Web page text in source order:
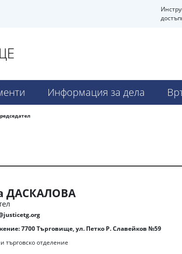
Информация за дела
ДАСКАЛОВА
7700 Търговище, ул. Петко Р. Славейков №59
търговско отделение